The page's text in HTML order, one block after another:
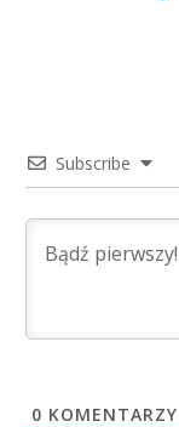
Subscribe
0 KOMENTARZY